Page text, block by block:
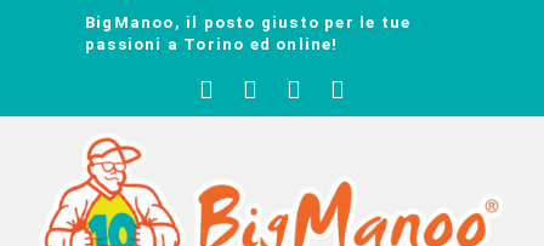
BigManoo, il posto giusto per le tue
passioni a Torino ed online!